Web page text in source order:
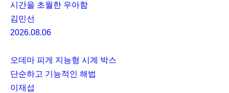
시간을 초월한 우아함
김민선
2026.08.06
오데마 피게 지능형 시계 박스
단순하고 기능적인 해법
이재섭